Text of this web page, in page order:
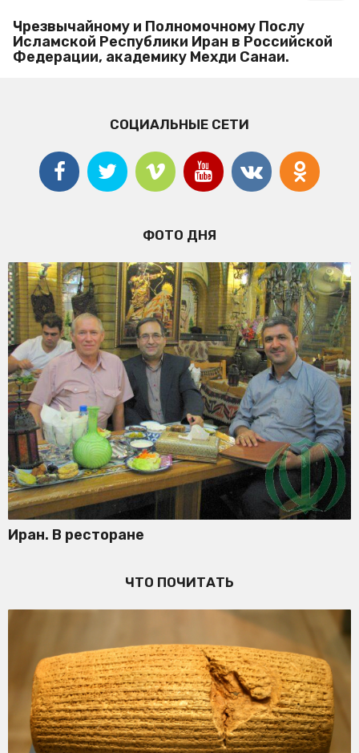
Чрезвычайному и Полномочному Послу
Исламской Республики Иран в Российской
Федерации, академику Мехди Санаи.
СОЦИАЛЬНЫЕ СЕТИ
ФОТО ДНЯ
Иран. В ресторане
ЧТО ПОЧИТАТЬ